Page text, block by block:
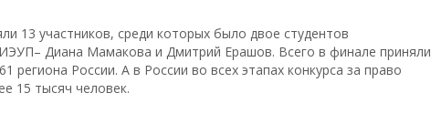
13 участников, среди которых было двое студентов
Диана Мамакова и Дмитрий Ерашов. Всего в финале приняли
региона России. А в России во всех этапах конкурса за право
15 тысяч человек.